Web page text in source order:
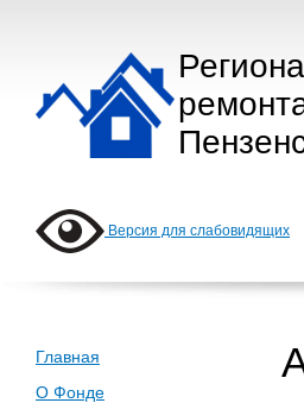
Версия для слабовидящих
Главная
О Фонде